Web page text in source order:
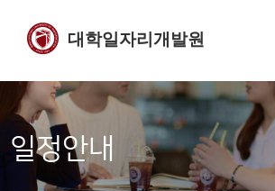
대학일자리개발원
일정안내